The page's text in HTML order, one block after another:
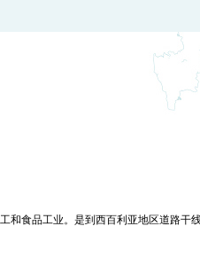
食品工业。是到西百利亚地区道路干线